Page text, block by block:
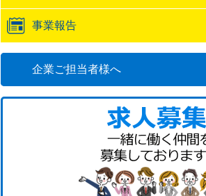
事業報告
企業ご担当者様へ